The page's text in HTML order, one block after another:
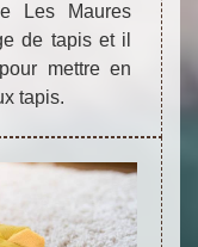
Les Maures
de tapis et il
mettre en
tapis.